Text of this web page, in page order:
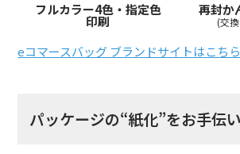
フルカラー4色・指定色
印刷
再封か
(交
eコマースバッグ ブランドサイトはこち
パッケージの“紙化”をお手伝